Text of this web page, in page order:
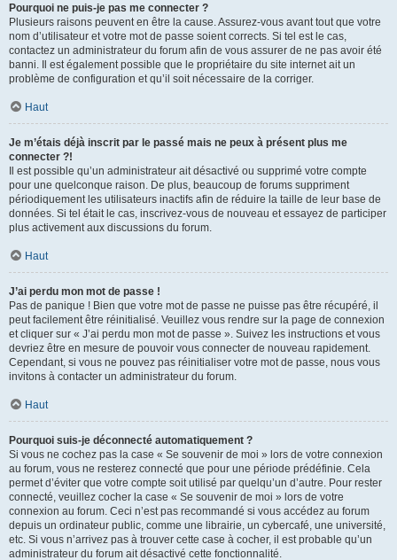
Pourquoi ne puis-je pas me connecter ?
Plusieurs raisons peuvent en être la cause. Assurez-vous avant tout que votre
nom d’utilisateur et votre mot de passe soient corrects. Si tel est le cas,
contactez un administrateur du forum afin de vous assurer de ne pas avoir été
banni. Il est également possible que le propriétaire du site internet ait un
problème de configuration et qu’il soit nécessaire de la corriger.
Haut
Je m’étais déjà inscrit par le passé mais ne peux à présent plus me
connecter ?!
Il est possible qu’un administrateur ait désactivé ou supprimé votre compte
pour une quelconque raison. De plus, beaucoup de forums suppriment
périodiquement les utilisateurs inactifs afin de réduire la taille de leur base de
données. Si tel était le cas, inscrivez-vous de nouveau et essayez de participer
plus activement aux discussions du forum.
Haut
J’ai perdu mon mot de passe !
Pas de panique ! Bien que votre mot de passe ne puisse pas être récupéré, il
peut facilement être réinitialisé. Veuillez vous rendre sur la page de connexion
et cliquer sur « J’ai perdu mon mot de passe ». Suivez les instructions et vous
devriez être en mesure de pouvoir vous connecter de nouveau rapidement.
Cependant, si vous ne pouvez pas réinitialiser votre mot de passe, nous vous
invitons à contacter un administrateur du forum.
Haut
Pourquoi suis-je déconnecté automatiquement ?
Si vous ne cochez pas la case « Se souvenir de moi » lors de votre connexion
au forum, vous ne resterez connecté que pour une période prédéfinie. Cela
permet d’éviter que votre compte soit utilisé par quelqu’un d’autre. Pour rester
connecté, veuillez cocher la case « Se souvenir de moi » lors de votre
connexion au forum. Ceci n’est pas recommandé si vous accédez au forum
depuis un ordinateur public, comme une librairie, un cybercafé, une université,
etc. Si vous n’arrivez pas à trouver cette case à cocher, il est probable qu’un
administrateur du forum ait désactivé cette fonctionnalité.